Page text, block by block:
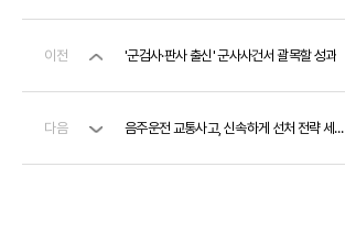
이전 '군검사·판사 출신' 군사사건서 괄목할 성과
다음 음주운전 교통사고, 신속하게 선처 전략 세워야 합니다.